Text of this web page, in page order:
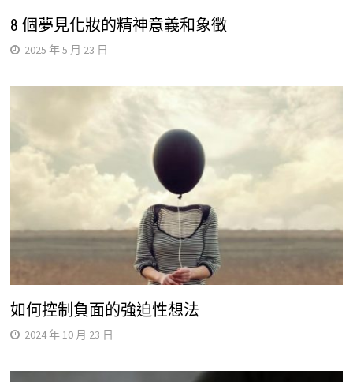
8 個夢見化妝的精神意義和象徵
2025 年 5 月 23 日
如何控制負面的強迫性想法
2024 年 10 月 23 日